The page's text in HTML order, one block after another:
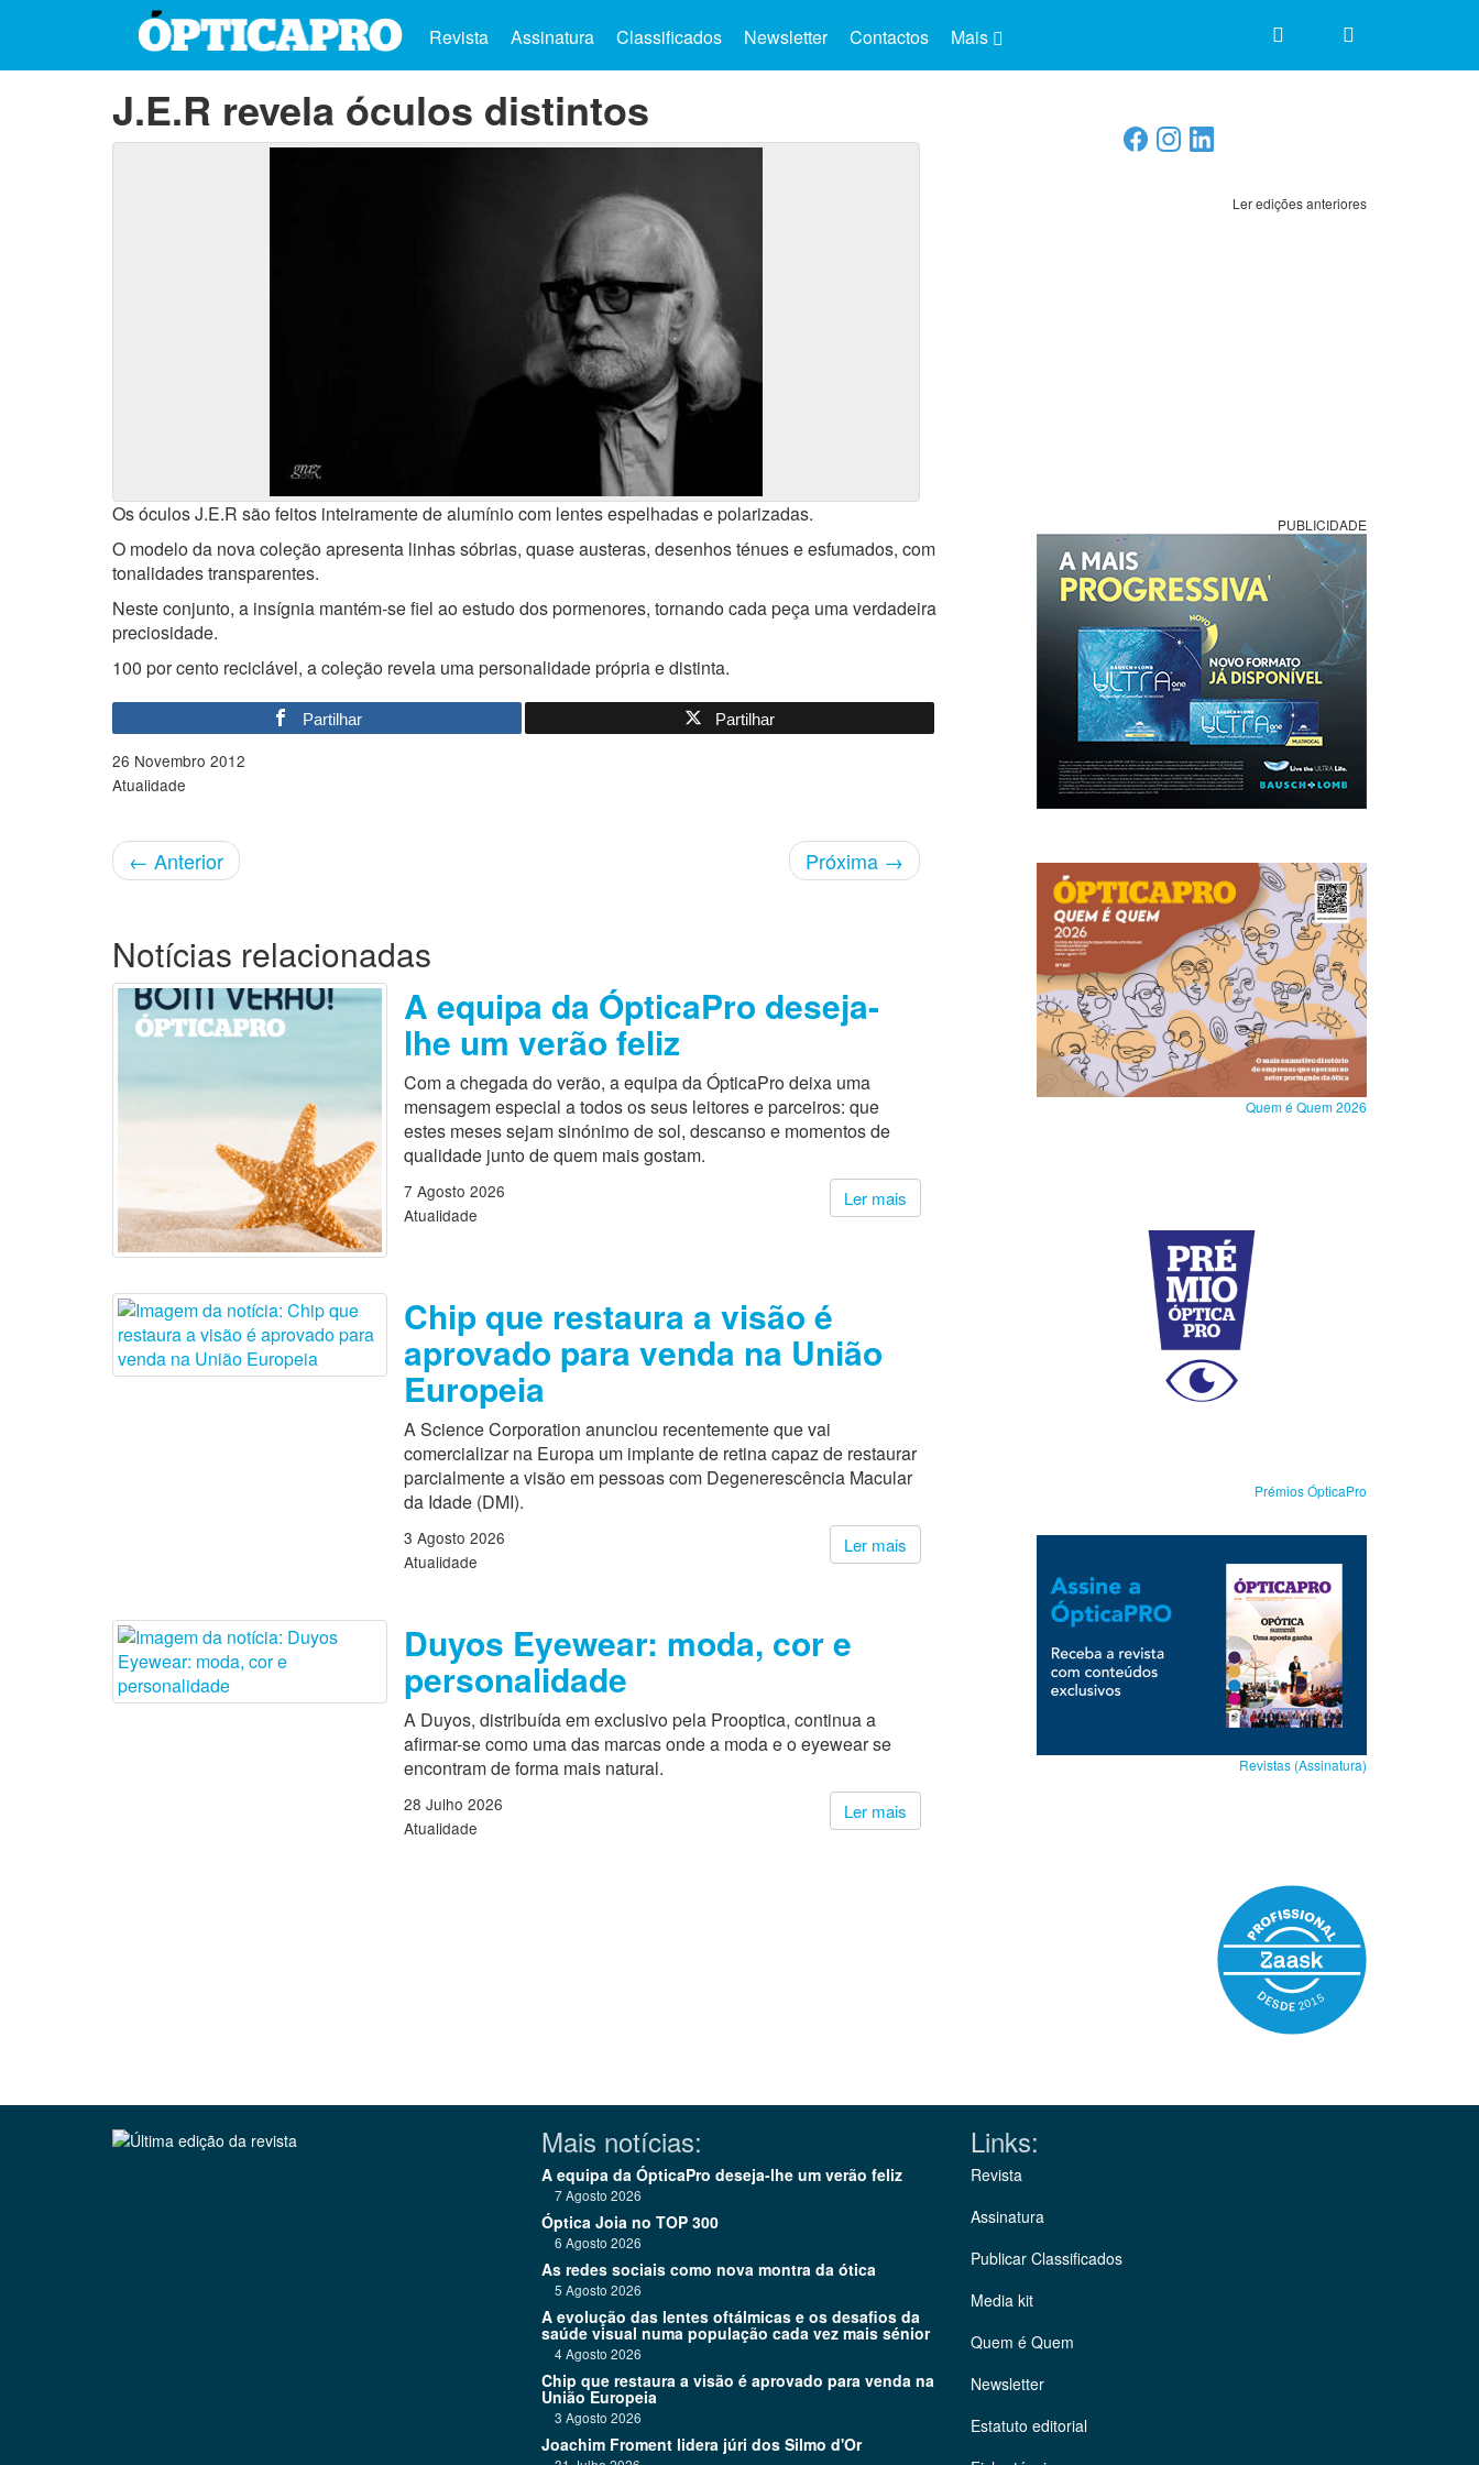
Mais
Revista Assinatura Classificados Newsletter Contactos
J.E.R revela óculos distintos
Os óculos J.E.R são feitos inteiramente de alumínio com lentes espelhadas e polarizadas.
O modelo da nova coleção apresenta linhas sóbrias, quase austeras, desenhos ténues e esfumados, com
tonalidades transparentes.
Neste conjunto, a insígnia mantém-se fiel ao estudo dos pormenores, tornando cada peça uma verdadeira
preciosidade.
100 por cento reciclável, a coleção revela uma personalidade própria e distinta.
Partilhar Partilhar
26 Novembro 2012
Atualidade
← Anterior Próxima →
Ler edições anteriores
PUBLICIDADE
Quem é Quem 2026
Prémios ÓpticaPro
Revistas (Assinatura)
Notícias relacionadas
A equipa da ÓpticaPro deseja-
lhe um verão feliz
Com a chegada do verão, a equipa da ÓpticaPro deixa uma
mensagem especial a todos os seus leitores e parceiros: que
estes meses sejam sinónimo de sol, descanso e momentos de
qualidade junto de quem mais gostam.
Ler mais
7 Agosto 2026
Atualidade
Chip que restaura a visão é
aprovado para venda na União
Europeia
A Science Corporation anunciou recentemente que vai
comercializar na Europa um implante de retina capaz de restaurar
parcialmente a visão em pessoas com Degenerescência Macular
da Idade (DMI).
Ler mais
3 Agosto 2026
Atualidade
Duyos Eyewear: moda, cor e
personalidade
A Duyos, distribuída em exclusivo pela Prooptica, continua a
afirmar-se como uma das marcas onde a moda e o eyewear se
encontram de forma mais natural.
Ler mais
28 Julho 2026
Atualidade
Mais notícias:
A equipa da ÓpticaPro deseja-lhe um verão feliz
7 Agosto 2026
Óptica Joia no TOP 300
6 Agosto 2026
As redes sociais como nova montra da ótica
5 Agosto 2026
A evolução das lentes oftálmicas e os desafios da
saúde visual numa população cada vez mais sénior
4 Agosto 2026
Chip que restaura a visão é aprovado para venda na
União Europeia
3 Agosto 2026
Joachim Froment lidera júri dos Silmo d'Or
Links:
Revista
Assinatura
Publicar Classificados
Media kit
Quem é Quem
Newsletter
Estatuto editorial